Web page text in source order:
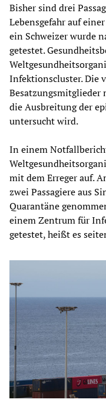
Bisher sind drei
Lebensgefahr auf
ein Schweizer wurde
getestet.
Infektionscluster. Die
Besatzungsmitglieder
die Ausbreitung der
untersucht wird.
In einem
mit dem Erreger auf.
zwei Passagiere aus
Quarantäne
einem Zentrum für
getestet, heißt es